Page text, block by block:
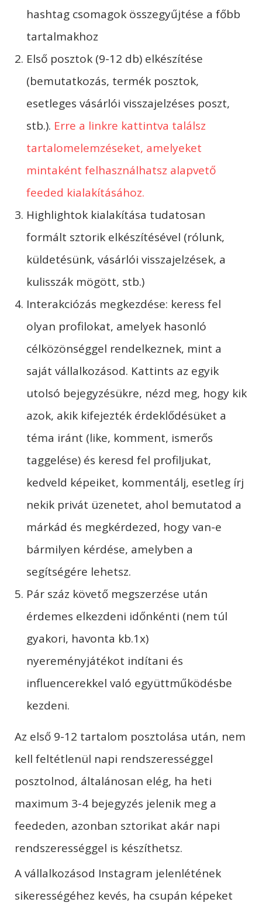
hashtag csomagok összegyűjtése a főbb
tartalmakhoz
Első posztok (9-12 db) elkészítése
(bemutatkozás, termék posztok,
esetleges vásárlói visszajelzéses poszt,
stb.). Erre a linkre kattintva találsz
tartalomelemzéseket, amelyeket
mintaként felhasználhatsz alapvető
feeded kialakításához.
Highlightok kialakítása tudatosan
formált sztorik elkészítésével (rólunk,
küldetésünk, vásárlói visszajelzések, a
kulisszák mögött, stb.)
Interakciózás megkezdése: keress fel
olyan profilokat, amelyek hasonló
célközönséggel rendelkeznek, mint a
saját vállalkozásod. Kattints az egyik
utolsó bejegyzésükre, nézd meg, hogy kik
azok, akik kifejezték érdeklődésüket a
téma iránt (like, komment, ismerős
taggelése) és keresd fel profiljukat,
kedveld képeiket, kommentálj, esetleg írj
nekik privát üzenetet, ahol bemutatod a
márkád és megkérdezed, hogy van-e
bármilyen kérdése, amelyben a
segítségére lehetsz.
Pár száz követő megszerzése után
érdemes elkezdeni időnkénti (nem túl
gyakori, havonta kb.1x)
nyereményjátékot indítani és
influencerekkel való együttműködésbe
kezdeni.
Az első 9-12 tartalom posztolása után, nem
kell feltétlenül napi rendszerességgel
posztolnod, általánosan elég, ha heti
maximum 3-4 bejegyzés jelenik meg a
feededen, azonban sztorikat akár napi
rendszerességgel is készíthetsz.
A vállalkozásod Instagram jelenlétének
sikerességéhez kevés, ha csupán képeket